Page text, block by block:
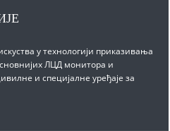
у технологији приказивања
ЛЦД монитора и
и специјалне уређаје за